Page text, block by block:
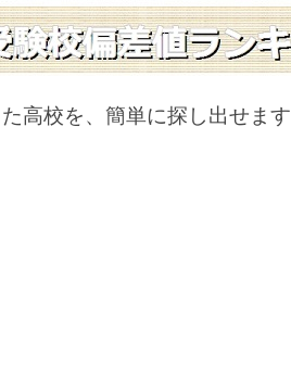
高校を、簡単に探し出せます